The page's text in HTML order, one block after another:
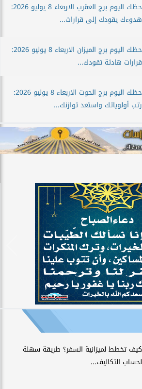
حظك اليوم برج العقرب الاربعاء 8 يوليو 2026:
هدوءك يقودك إلى قرارات...
حظك اليوم برج الميزان الاربعاء 8 يوليو 2026:
قرارات هادئة تقودك...
حظك اليوم برج الحوت الاربعاء 8 يوليو 2026:
رتب أولوياتك واستعد توازنك...
كيف تخطط لميزانية السفر؟ طريقة سهلة
لحساب التكاليف...